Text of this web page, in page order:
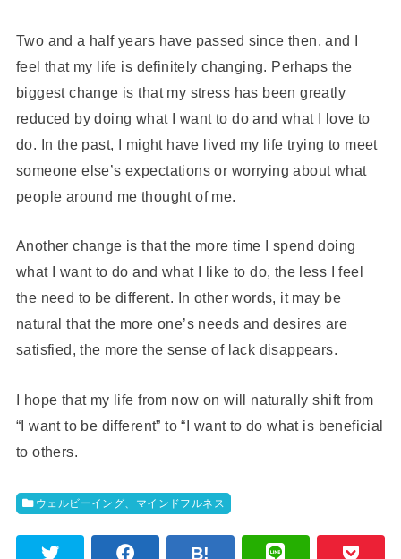
Two and a half years have passed since then, and I
feel that my life is definitely changing. Perhaps the
biggest change is that my stress has been greatly
reduced by doing what I want to do and what I love to
do. In the past, I might have lived my life trying to meet
someone else’s expectations or worrying about what
people around me thought of me.
Another change is that the more time I spend doing
what I want to do and what I like to do, the less I feel
the need to be different. In other words, it may be
natural that the more one’s needs and desires are
satisfied, the more the sense of lack disappears.
I hope that my life from now on will naturally shift from
“I want to be different” to “I want to do what is beneficial
to others.
ウェルビーイング、マインドフルネス